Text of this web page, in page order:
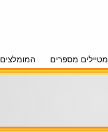
מטיילים מספרים המומלצים